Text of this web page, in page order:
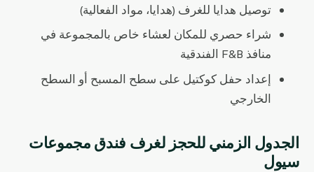
توصيل هدايا للغرف (هدايا، مواد الفعالية)
شراء حصري للمكان لعشاء خاص بالمجموعة في
منافذ F&B الفندقية
إعداد حفل كوكتيل على سطح المسبح أو السطح
الخارجي
الجدول الزمني للحجز لغرف فندق مجموعات
سيول